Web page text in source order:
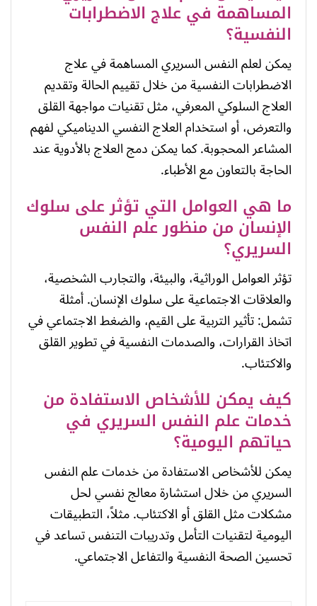
المساهمة في علاج الاضطرابات
النفسية؟
يمكن لعلم النفس السريري المساهمة في علاج
الاضطرابات النفسية من خلال تقييم الحالة وتقديم
العلاج السلوكي المعرفي، مثل تقنيات مواجهة القلق
والتعرض، أو استخدام العلاج النفسي الديناميكي لفهم
المشاعر المحجوبة. كما يمكن دمج العلاج بالأدوية عند
الحاجة بالتعاون مع الأطباء.
ما هي العوامل التي تؤثر على سلوك
الإنسان من منظور علم النفس
السريري؟
تؤثر العوامل الوراثية، والبيئة، والتجارب الشخصية،
والعلاقات الاجتماعية على سلوك الإنسان. أمثلة
تشمل: تأثير التربية على القيم، والضغط الاجتماعي في
اتخاذ القرارات، والصدمات النفسية في تطوير القلق
والاكتئاب.
كيف يمكن للأشخاص الاستفادة من
خدمات علم النفس السريري في
حياتهم اليومية؟
يمكن للأشخاص الاستفادة من خدمات علم النفس
السريري من خلال استشارة معالج نفسي لحل
مشكلات مثل القلق أو الاكتئاب. مثلاً، التطبيقات
اليومية لتقنيات التأمل وتدريبات التنفس تساعد في
تحسين الصحة النفسية والتفاعل الاجتماعي.